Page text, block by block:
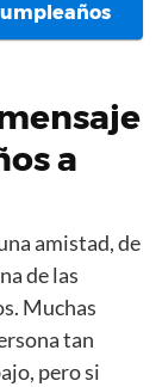
a
amistad, de
de las
Muchas
tan
pero si